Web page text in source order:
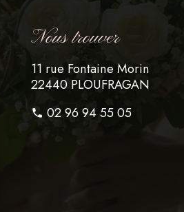
Nous trouver
11 rue Fontaine Morin
22440 PLOUFRAGAN
02 96 94 55 05